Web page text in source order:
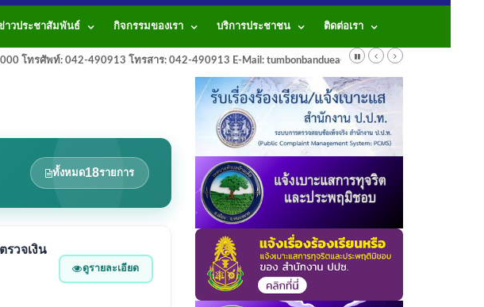
าวประชาสัมพันธ์ กิจกรรมของเรา บริการประชาชน ติดต่อเรา
โทรศัพท์: 042-490913 โทรสาร: 042-490913 E-Mail: tumbonbanduea@gmail.com
ทั้งหมด18รายการ
รวจเงิน
ดูรายละเอียด